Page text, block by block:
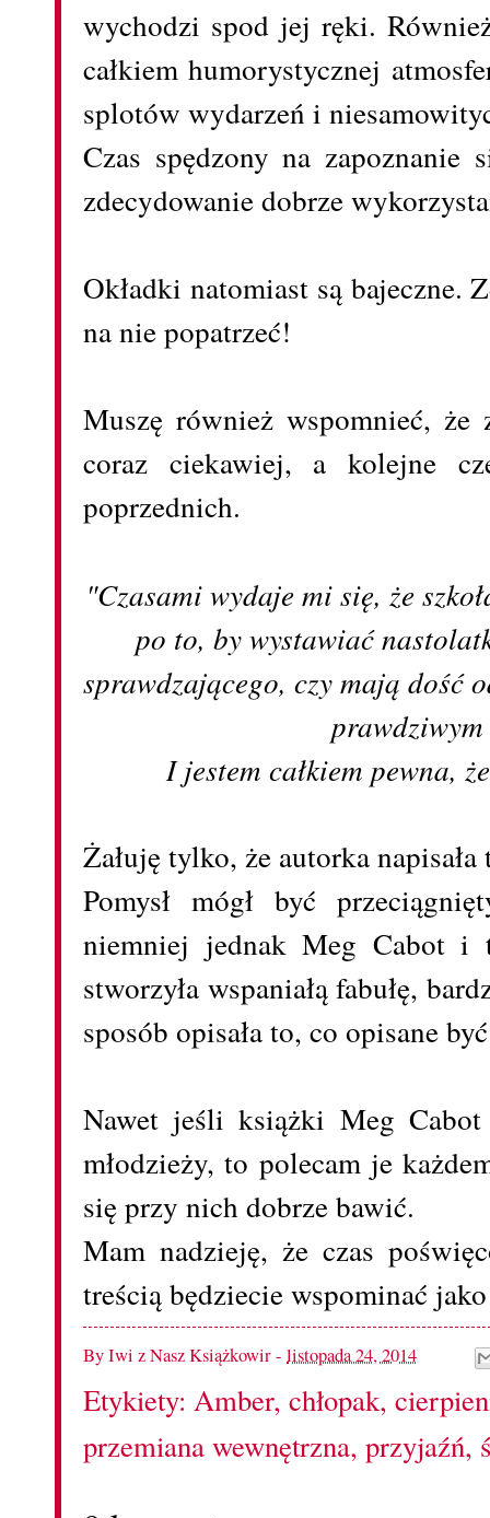
wychodzi spod jej ręki.
całkiem humorystycznej
splotów wydarzeń i
Czas spędzony na
zdecydowanie dobrze
Okładki natomiast są bajeczne.
na nie popatrzeć!
Muszę również wspomnieć,
coraz ciekawiej, a kolejne
poprzednich.
"Czasami wydaje mi się, że
po to, by wystawiać
sprawdzającego, czy mają dość
I jestem całkiem pewna,
Żałuję tylko, że autorka
Pomysł mógł być
niemniej jednak Meg Cabot i
stworzyła wspaniałą fabułę,
sposób opisała to, co opisane
Nawet jeśli książki Meg Cabot
młodzieży, to polecam je
się przy nich dobrze bawić.
Mam nadzieję, że czas
treścią będziecie wspominać
ByIwi z Nasz Książkowir- listopada 24, 2014
Etykiety: Amber, chłopak,
przemiana wewnętrzna, przyjaźń,